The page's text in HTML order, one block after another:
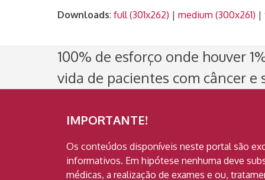
Downloads: full (301x262) | medium (300x261) |
100% de esforço onde houver
vida de pacientes com câncer e
IMPORTANTE!
Os conteúdos disponíveis neste portal são
informativos. Em hipótese nenhuma deve
médicas, a realização de exames e ou,